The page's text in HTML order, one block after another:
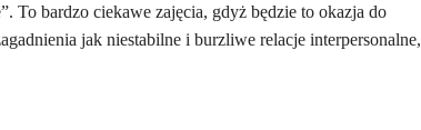
To bardzo ciekawe zajęcia, gdyż będzie to okazja do
jak niestabilne i burzliwe relacje interpersonalne,